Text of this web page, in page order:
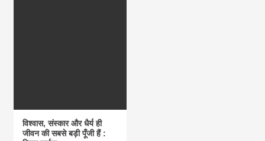
विश्वास, संस्कार और धैर्य ही
जीवन की सबसे बड़ी पूँजी हैं :